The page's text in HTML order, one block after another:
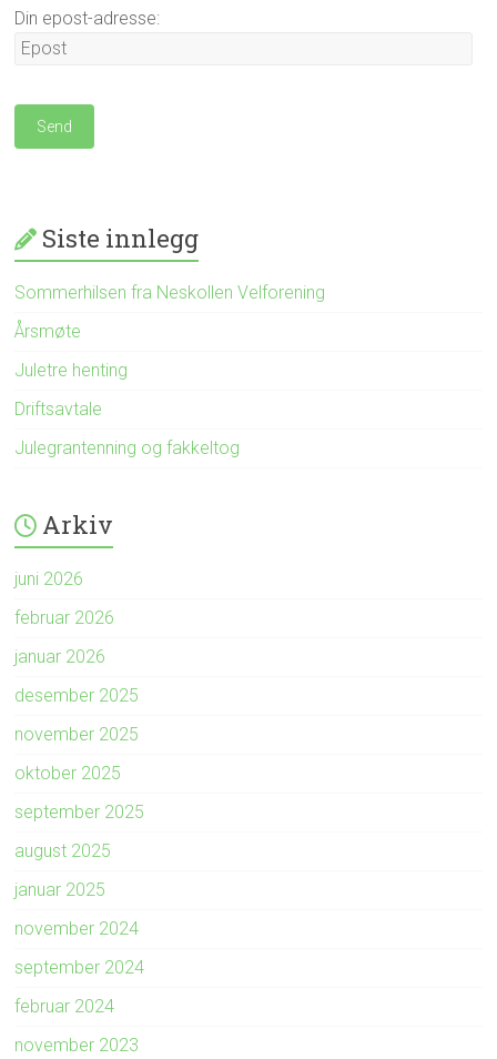
Din epost-adresse:
Siste innlegg
Sommerhilsen fra Neskollen Velforening
Årsmøte
Juletre henting
Driftsavtale
Julegrantenning og fakkeltog
Arkiv
juni 2026
februar 2026
januar 2026
desember 2025
november 2025
oktober 2025
september 2025
august 2025
januar 2025
november 2024
september 2024
februar 2024
november 2023